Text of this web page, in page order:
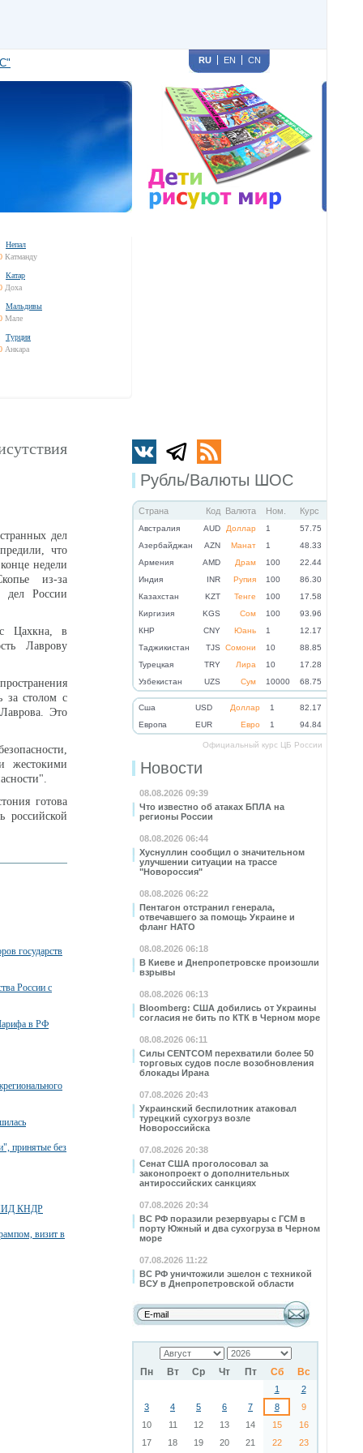
RU EN CN
Непал
Катманду
Катар
Доха
Мальдивы
Мале
Турция
Анкара
Рубль/Валюты ШОС
Страна Код Валюта Ном. Курс
Австралия AUD Доллар 1
57.75
Азербайджан
AZN Манат 1
48.33
Армения
AMD Драм 100
22.44
Индия
INR Рупия 100
86.30
Казахстан
KZT Тенге 100
17.58
Киргизия
KGS Сом 100
93.96
КНР
CNY Юань 1
12.17
Таджикистан
TJS Сомони 10
88.85
Турецкая
TRY Лира 10
17.28
Узбекистан
UZS Сум 10000 68.75
Cша USD Доллар 1
82.17
Eвропа
EUR Евро 1 94.84
Официальный курс ЦБ России
Новости
08.08.2026 09:39
Что известно об атаках БПЛА на
регионы России
08.08.2026 06:44
Хуснуллин сообщил о значительном
улучшении ситуации на трассе
"Новороссия"
08.08.2026 06:22
Пентагон отстранил генерала,
отвечавшего за помощь Украине и
фланг НАТО
08.08.2026 06:18
В Киеве и Днепропетровске произошли
взрывы
08.08.2026 06:13
Bloomberg: США добились от Украины
согласия не бить по КТК в Черном море
08.08.2026 06:11
Силы CENTCOM перехватили более 50
торговых судов после возобновления
блокады Ирана
07.08.2026 20:43
Украинский беспилотник атаковал
турецкий сухогруз возле
Новороссийска
07.08.2026 20:38
Сенат США проголосовал за
законопроект о дополнительных
антироссийских санкциях
07.08.2026 20:34
ВС РФ поразили резервуары с ГСМ в
порту Южный и два сухогруза в Черном
море
07.08.2026 11:22
ВС РФ уничтожили эшелон с техникой
ВСУ в Днепропетровской области
Пн Вт Ср Чт Пт Сб Вс
1
2
3
4 5 6 7 8
9
10
11 12 13 14 15
16
17
18 19 20 21 22
23
дел
что
недели
из-за
дел России
Цахкна, в
Лаврову
за столом с
Это
жестокими
готова
российской
государств
России с
в РФ
принятые без
МИД КНДР
визит в